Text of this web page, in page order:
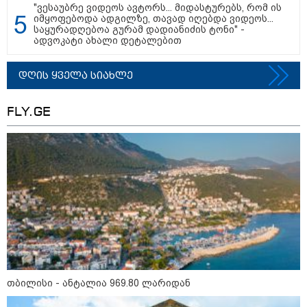
თბილისი - ანტალია 969.80
ლარიდან
ლარიდან
თბილისი - ბუდაპეშტი 1421.00
ლარიდან
"ვესაუბრე ვიდეოს ავტორს... მიდასტურებს, რომ ის
იმყოფებოდა ადგილზე, თავად იღებდა ვიდეოს...
საყურადღებოა გურამ დადიანიძის ტონი" -
ადვოკატი ახალი დეტალებით
დღის ყველა სიახლე
FLY.GE
თბილისი - ანტალია 969.80 ლარიდან